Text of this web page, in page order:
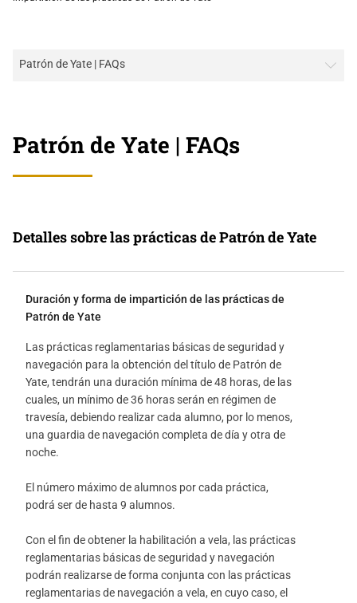
Patrón de Yate | FAQs
Patrón de Yate | FAQs
Detalles sobre las prácticas de Patrón de Yate
Duración y forma de impartición de las prácticas de
Patrón de Yate
Las prácticas reglamentarias básicas de seguridad y
navegación para la obtención del título de Patrón de
Yate, tendrán una duración mínima de 48 horas, de las
cuales, un mínimo de 36 horas serán en régimen de
travesía, debiendo realizar cada alumno, por lo menos,
una guardia de navegación completa de día y otra de
noche.
El número máximo de alumnos por cada práctica,
podrá ser de hasta 9 alumnos.
Con el fin de obtener la habilitación a vela, las prácticas
reglamentarias básicas de seguridad y navegación
podrán realizarse de forma conjunta con las prácticas
reglamentarias de navegación a vela, en cuyo caso, el